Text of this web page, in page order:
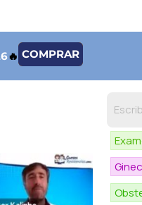
🔥 COMPRAR